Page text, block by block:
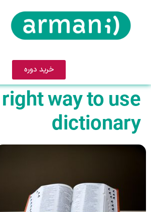
خرید دوره
way to use
dictionary